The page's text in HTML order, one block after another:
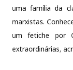
uma família da
marxistas.
um fetiche por
extraordinárias,